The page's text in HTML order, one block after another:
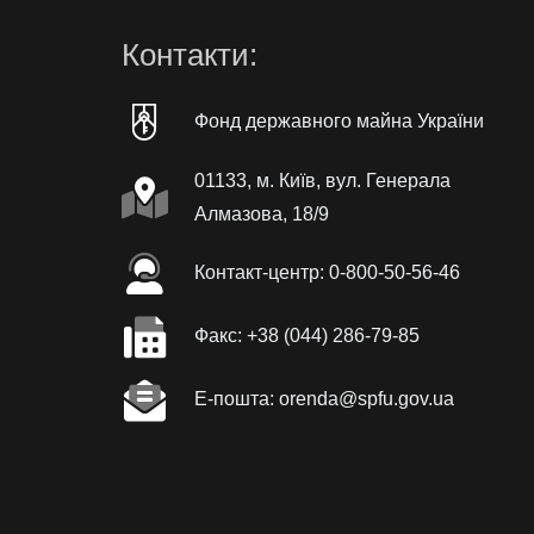
Контакти:
Фонд державного майна України
01133, м. Київ, вул. Генерала
Алмазова, 18/9
Контакт-центр: 0-800-50-56-46
Факc: +38 (044) 286-79-85
Е-пошта: orenda@spfu.gov.ua